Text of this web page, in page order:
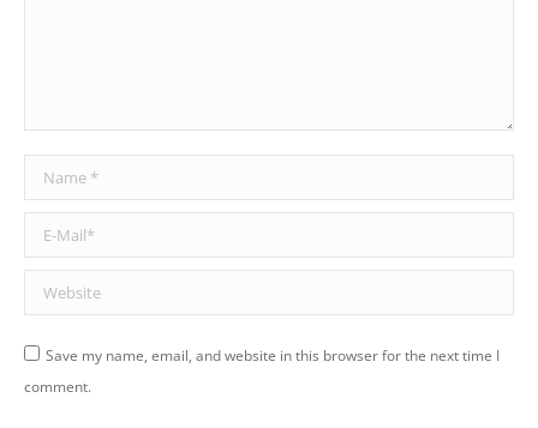
Name *
E-Mail *
Website
Save my name, email, and website in this browser for the next time I
comment.